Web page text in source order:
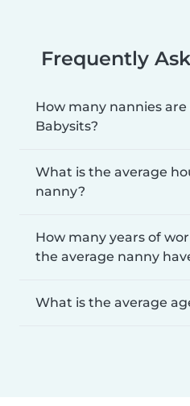
Frequently
How many nannies are
Babysits?
What is the average
nanny?
How many years of
the average nanny
What is the average